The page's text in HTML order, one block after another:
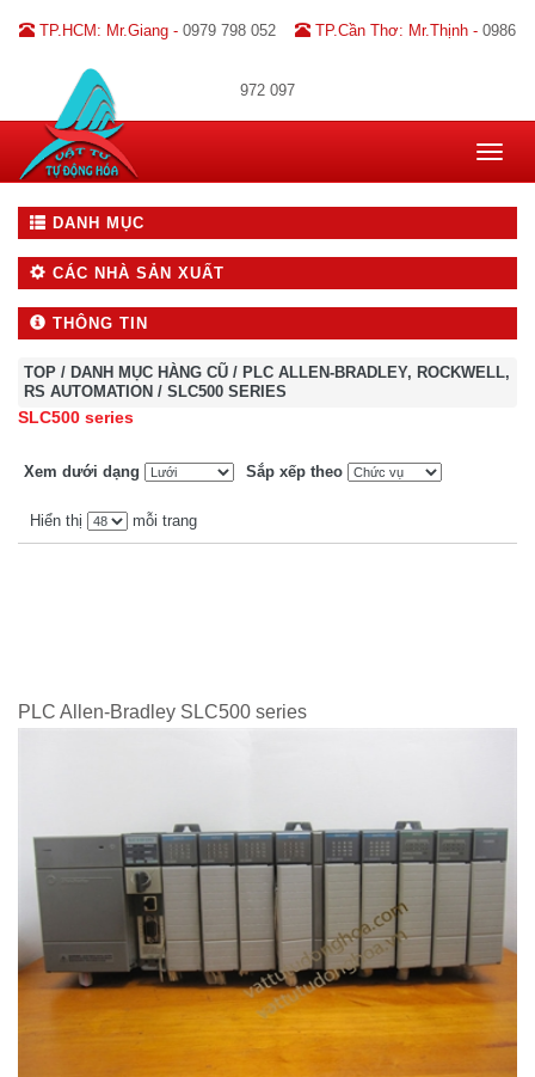
TP.HCM: Mr.Giang - 0979 798 052 TP.Cần Thơ: Mr.Thịnh - 0986
972 097
Toggle
DANH MỤC
CÁC NHÀ SẢN XUẤT
THÔNG TIN
TOP / DANH MỤC HÀNG CŨ / PLC ALLEN-BRADLEY, ROCKWELL,
RS AUTOMATION / SLC500 SERIES
SLC500 series
Xem dưới dạng Sắp xếp theo
Hiển thị mỗi trang
PLC Allen-Bradley SLC500 series